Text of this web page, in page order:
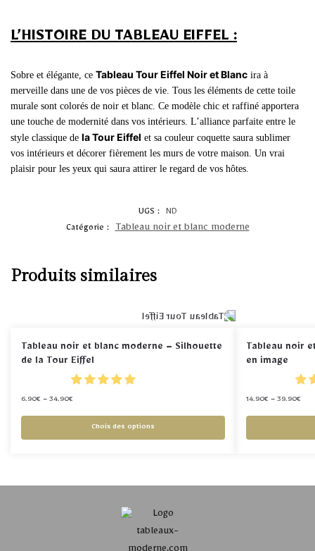
L’HISTOIRE DU TABLEAU EIFFEL :
Sobre et élégante, ce Tableau Tour Eiffel Noir et Blanc ira à
merveille dans une de vos pièces de vie. Tous les éléments de cette toile
murale sont colorés de noir et blanc. Ce modèle chic et raffiné apportera
une touche de modernité dans vos intérieurs. L’alliance parfaite entre le
style classique de la Tour Eiffel et sa couleur coquette saura sublimer
vos intérieurs et décorer fièrement les murs de votre maison. Un vrai
plaisir pour les yeux qui saura attirer le regard de vos hôtes.
UGS :
ND
Catégorie :
Tableau noir et blanc moderne
Produits similaires
Tableau noir et blanc moderne – Silhouette
de la Tour Eiffel
6.90€ – 34.90€
Choix des options
Tableau noir
en image
14.90€ – 39.90€